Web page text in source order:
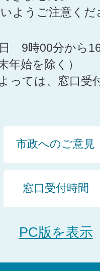
ようご注意くだ
日 9時00分から
年始を除く）
っては、窓口受
市政へのご意見
窓口受付時間
PC版を表示